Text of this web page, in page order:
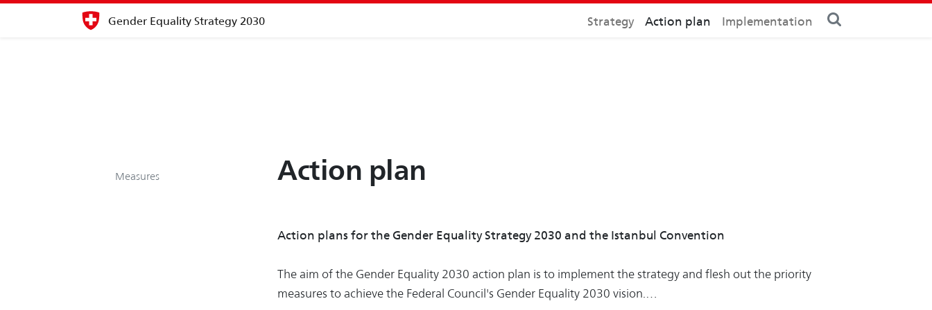
Gender Equality Strategy 2030 Strategy Action plan Implementation
Measures Action plan
Action plans for the Gender Equality Strategy 2030 and the Istanbul Convention
The aim of the Gender Equality 2030 action plan is to implement the strategy and flesh out the priority
measures to achieve the Federal Council's Gender Equality 2030 vision.